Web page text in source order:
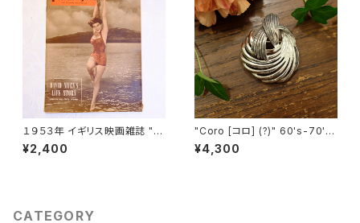
１９５３年 イギリス映画雑誌 " P
icturegoer " ６月２７日号 [OV
-23]
¥2,400
"Coro [コロ] (?)" 60's-70's
シルバートーン ヴィンテージブ
ローチ [BV-326]
¥4,300
CATEGORY